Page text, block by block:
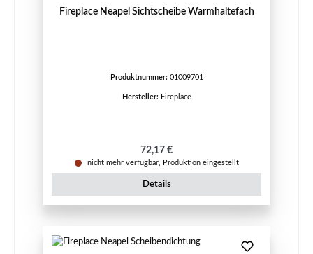
Fireplace Neapel Sichtscheibe Warmhaltefach
Produktnummer: 01009701
Hersteller: Fireplace
Regulärer Preis:
72,17 €
nicht mehr verfügbar, Produktion eingestellt
Details